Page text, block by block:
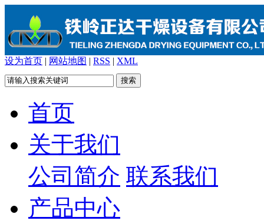
设为首页 | 网站地图 | RSS | XML
首页
关于我们
公司简介 联系我们
产品中心